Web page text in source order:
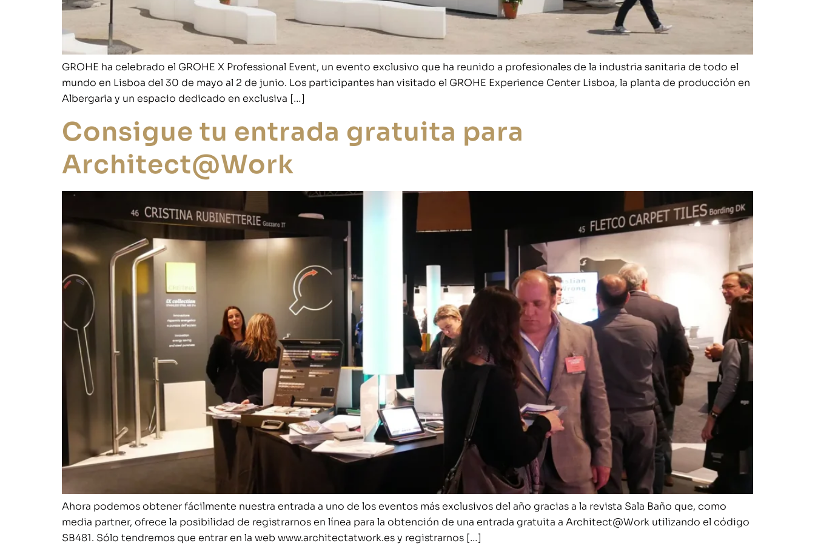
GROHE ha celebrado el GROHE X Professional Event, un evento exclusivo que ha reunido a profesionales de la industria sanitaria de todo el
mundo en Lisboa del 30 de mayo al 2 de junio. Los participantes han visitado el GROHE Experience Center Lisboa, la planta de producción en
Albergaria y un espacio dedicado en exclusiva […]
Consigue tu entrada gratuita para
Architect@Work
Ahora podemos obtener fácilmente nuestra entrada a uno de los eventos más exclusivos del año gracias a la revista Sala Baño que, como
media partner, ofrece la posibilidad de registrarnos en línea para la obtención de una entrada gratuita a Architect@Work utilizando el código
SB481. Sólo tendremos que entrar en la web www.architectatwork.es y registrarnos […]